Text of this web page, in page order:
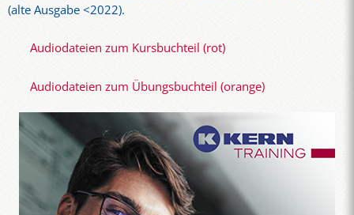
(alte Ausgabe <2022).
Audiodateien zum Kursbuchteil (rot)
Audiodateien zum Übungsbuchteil (orange)